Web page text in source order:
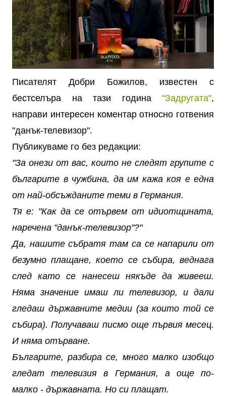
Писателят Добри Божилов, известен с
бестселъра на тази година "Задругата",
направи интересен коментар относно готвения
"данък-телевизор".
Публикуваме го без редакции:
"За онези от вас, които не следят групите с
българите в чужбина, да им кажа коя е една
от най-обсъжданите теми в Германия.
Тя е: "Как да се отървем от идиотщината,
наречена "данък-телевизор"?"
Да, нашите събратя там са се напарили от
безумно плащане, което се събира, веднага
след като се нанесеш някъде да живееш.
Няма значение имаш ли телевизор, и дали
гледаш държавните медии (за които той се
събира). Получаваш писмо още първия месец.
И няма отърване.
Българите, разбира се, много малко изобщо
гледат телевизия в Германия, а още по-
малко - държавната. Но си плащат.